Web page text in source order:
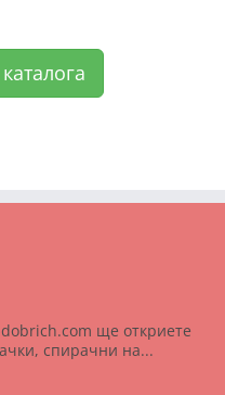
ще откриете
спирачни на...